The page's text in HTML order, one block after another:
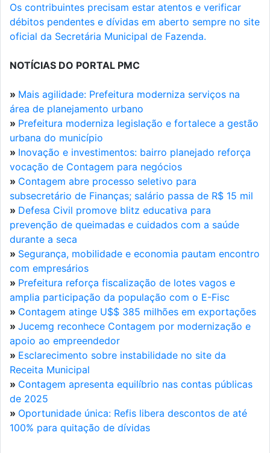
Os contribuintes precisam estar atentos e verificar
débitos pendentes e dívidas em aberto sempre no site
oficial da Secretária Municipal de Fazenda.
NOTÍCIAS DO PORTAL PMC
» Mais agilidade: Prefeitura moderniza serviços na
área de planejamento urbano
» Prefeitura moderniza legislação e fortalece a gestão
urbana do município
» Inovação e investimentos: bairro planejado reforça
vocação de Contagem para negócios
» Contagem abre processo seletivo para
subsecretário de Finanças; salário passa de R$ 15 mil
» Defesa Civil promove blitz educativa para
prevenção de queimadas e cuidados com a saúde
durante a seca
» Segurança, mobilidade e economia pautam encontro
com empresários
» Prefeitura reforça fiscalização de lotes vagos e
amplia participação da população com o E-Fisc
» Contagem atinge U$$ 385 milhões em exportações
» Jucemg reconhece Contagem por modernização e
apoio ao empreendedor
» Esclarecimento sobre instabilidade no site da
Receita Municipal
» Contagem apresenta equilíbrio nas contas públicas
de 2025
» Oportunidade única: Refis libera descontos de até
100% para quitação de dívidas